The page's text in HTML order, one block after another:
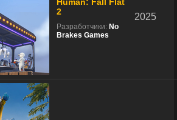
2
Разработчики: No
Brakes Games
2025